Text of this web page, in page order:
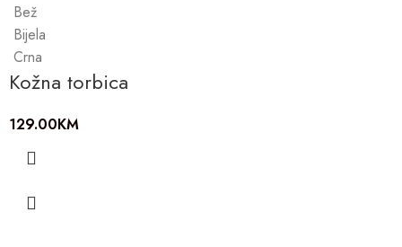
Bež
Bijela
Crna
Kožna torbica
129.00KM